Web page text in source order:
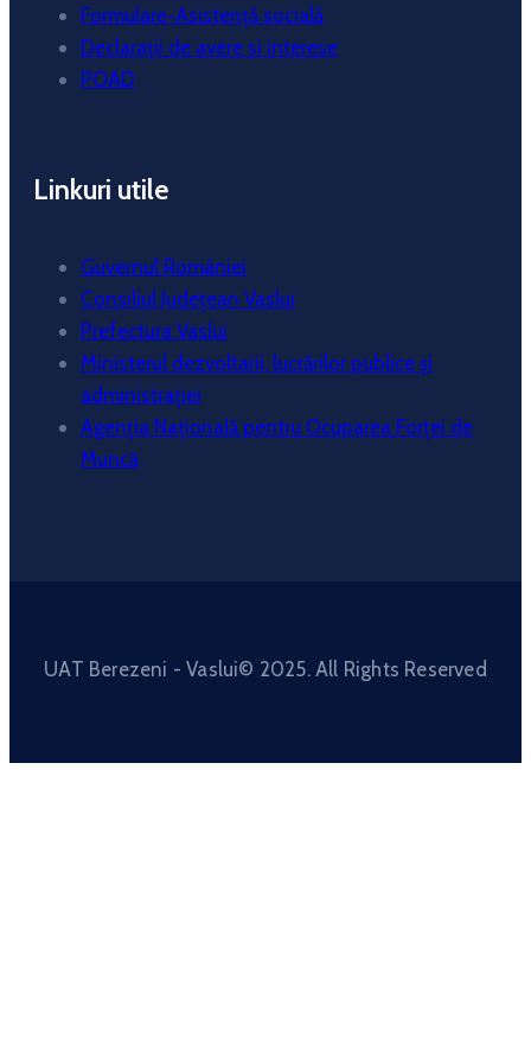
Formulare-Asistență socială
Declarații de avere si interese
POAD
Linkuri utile
Guvernul României
Consiliul Județean Vaslui
Prefectura Vaslui
Ministerul dezvoltarii, lucrărilor publice și
administrației
Agenția Națională pentru Ocuparea Forței de
Muncă
UAT Berezeni - Vaslui© 2025. All Rights Reserved